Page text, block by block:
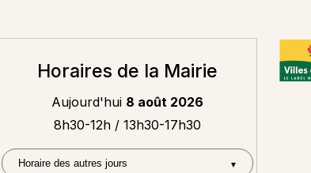
Horaires de la Mairie
Aujourd'hui 8 août 2026
8h30-12h / 13h30-17h30